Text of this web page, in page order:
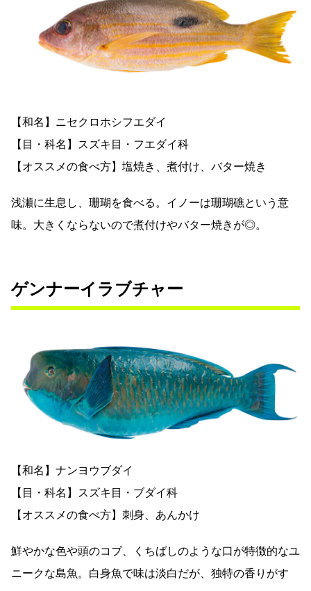
【和名】ニセクロホシフエダイ
【目・科名】スズキ目・フエダイ科
【オススメの食べ方】塩焼き、煮付け、バター焼き
浅瀬に生息し、珊瑚を食べる。イノーは珊瑚礁という意
味。大きくならないので煮付けやバター焼きが◎。
ゲンナーイラブチャー
【和名】ナンヨウブダイ
【目・科名】スズキ目・ブダイ科
【オススメの食べ方】刺身、あんかけ
鮮やかな色や頭のコブ、くちばしのような口が特徴的なユ
ニークな島魚。白身魚で味は淡白だが、独特の香りがす